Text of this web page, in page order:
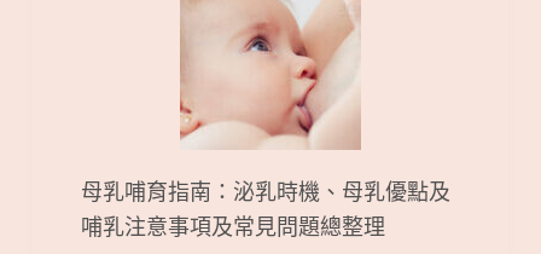
母乳哺育指南：泌乳時機、母乳優點及
哺乳注意事項及常見問題總整理